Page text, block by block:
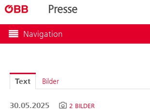
Presse
Navigation
Text Bilder
30.05.2025 2 BILDER